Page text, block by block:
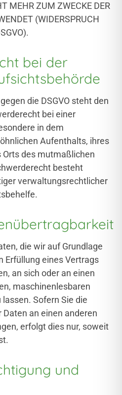
MEHR ZUM ZWECKE DER
(WIDERSPRUCH
bei der
die DSGVO steht den
bei einer
in dem
Aufenthalts, ihres
des mutmaßlichen
besteht
verwaltungsrechtlicher
die wir auf Grundlage
Erfüllung eines Vertrags
an sich oder an einen
maschinenlesbaren
Sofern Sie die
an einen anderen
erfolgt dies nur, soweit
und